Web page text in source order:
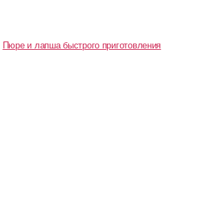
Пюре и лапша быстрого приготовления